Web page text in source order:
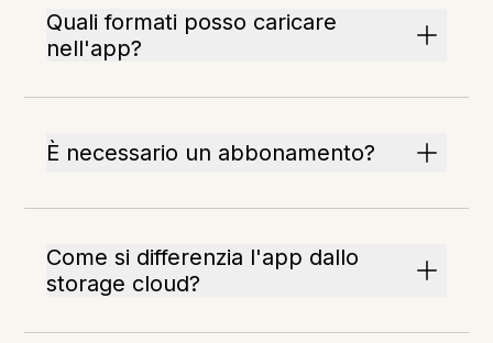
Quali formati posso caricare
nell'app?
È necessario un abbonamento?
Come si differenzia l'app dallo
storage cloud?